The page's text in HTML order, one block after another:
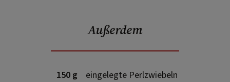
Außerdem
150 g
eingelegte Perlzwiebeln